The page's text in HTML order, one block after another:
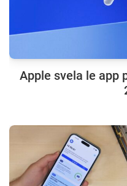
Apple svela le app